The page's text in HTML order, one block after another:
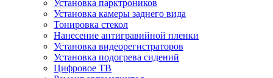
Установка парктроников
Установка камеры заднего вида
Тонировка стекол
Нанесение антигравийной пленки
Установка видеорегистраторов
Установка подогрева сидений
Цифровое ТВ